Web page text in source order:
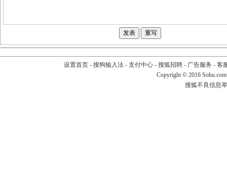
设置首页- 搜狗输入法- 支付中心- 搜狐招聘- 广告服务 - 客
Copyright © 2016
搜狐不良信息